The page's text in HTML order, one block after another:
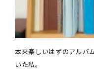
本来楽しいはずのアルバ
いた私。